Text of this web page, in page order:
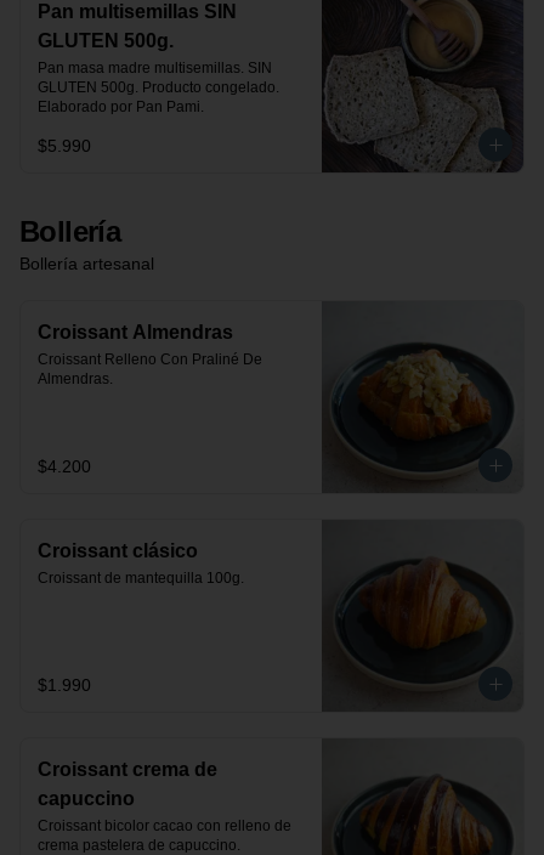
Pan multisemillas SIN
GLUTEN 500g.
Pan masa madre multisemillas. SIN
GLUTEN 500g. Producto congelado.
Elaborado por Pan Pami.
$5.990
Bollería
Bollería artesanal
Croissant Almendras
Croissant Relleno Con Praliné De
Almendras.
$4.200
Croissant clásico
Croissant de mantequilla 100g.
$1.990
Croissant crema de
capuccino
Croissant bicolor cacao con relleno de
crema pastelera de capuccino.